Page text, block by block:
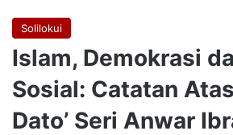
Solilokui
Islam, Demokrasi
Sosial: Catatan
Dato’ Seri Anwar